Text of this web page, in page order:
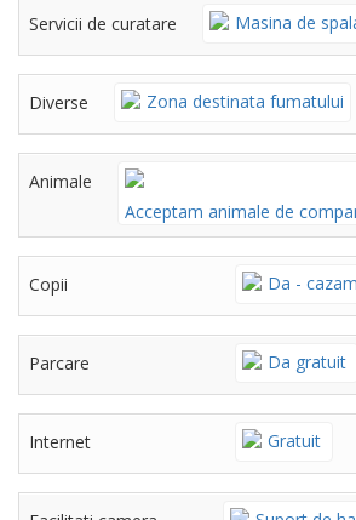
Servicii de curatare Masina de
Diverse Zona destinata fumatului
Animale
Acceptam animale de
Copii Da -
Parcare Da gratuit
Internet Gratuit